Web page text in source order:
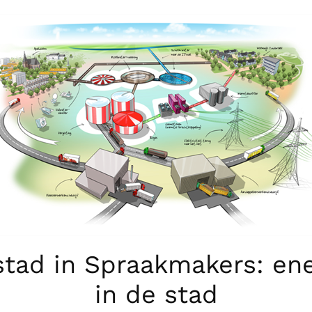
in Spraakmakers:
in de stad